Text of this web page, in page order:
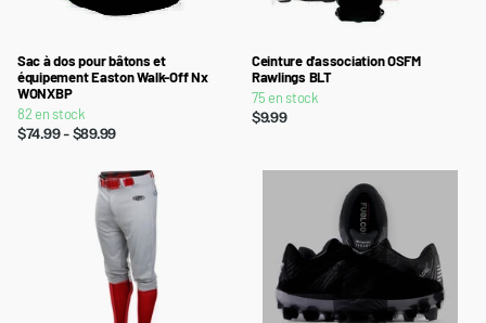
Sac à dos pour bâtons et
équipement Easton Walk-Off Nx
WONXBP
82 en stock
$74.99- $89.99
Ceinture d'association OSFM
Rawlings BLT
75 en stock
$9.99